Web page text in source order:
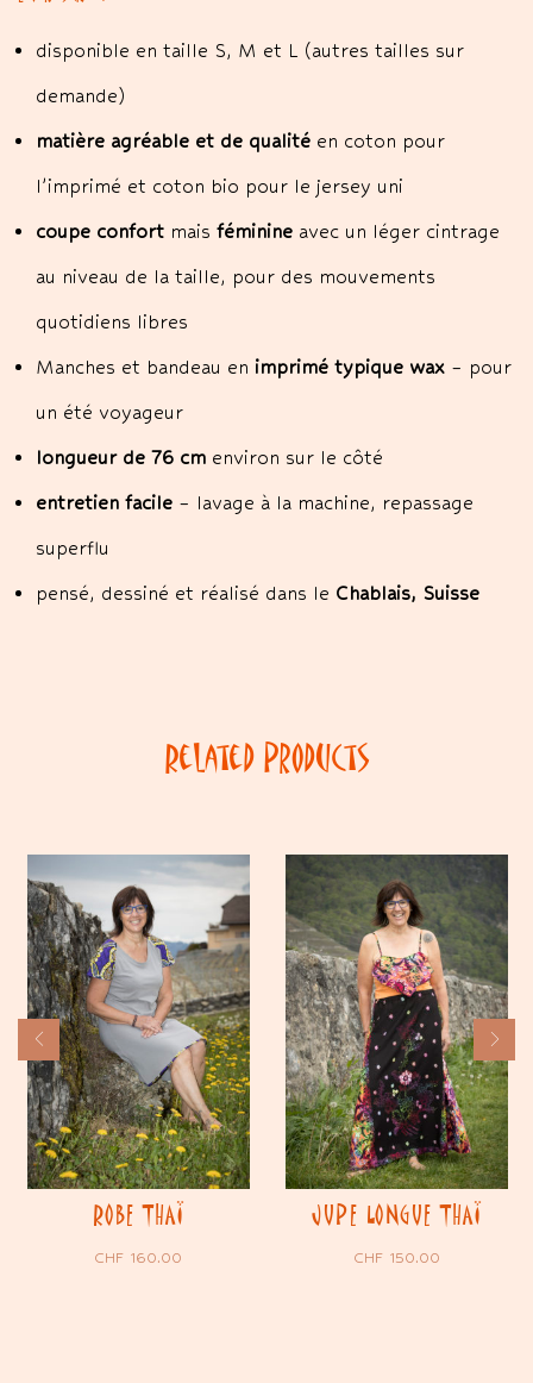
disponible en taille S, M et L (autres tailles sur
demande)
matière agréable et de qualité en coton pour
l’imprimé et coton bio pour le jersey uni
coupe confort mais féminine avec un léger cintrage
au niveau de la taille, pour des mouvements
quotidiens libres
Manches et bandeau en imprimé typique wax – pour
un été voyageur
longueur de 76 cm environ sur le côté
entretien facile – lavage à la machine, repassage
superflu
pensé, dessiné et réalisé dans le Chablais, Suisse
Related Products
ROBE THAÏ
CHF 160.00
JUPE LONGUE THAÏ
CHF150.00